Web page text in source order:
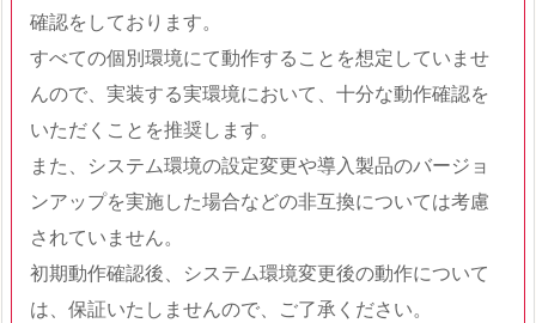
確認をしております。
すべての個別環境にて動作することを想定していませ
んので、実装する実環境において、十分な動作確認を
いただくことを推奨します。
また、システム環境の設定変更や導入製品のバージョ
ンアップを実施した場合などの非互換については考慮
されていません。
初期動作確認後、システム環境変更後の動作について
は、保証いたしませんので、ご了承ください。